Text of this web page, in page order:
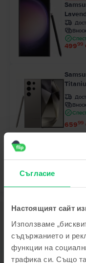
Съгласие
Настоящият сайт
Използваме
съдържанието и
функции на
трафика си. Също
49999
65999
Описание
Мобилен телефон
White Silver, 512 GB, Като
Виж повече